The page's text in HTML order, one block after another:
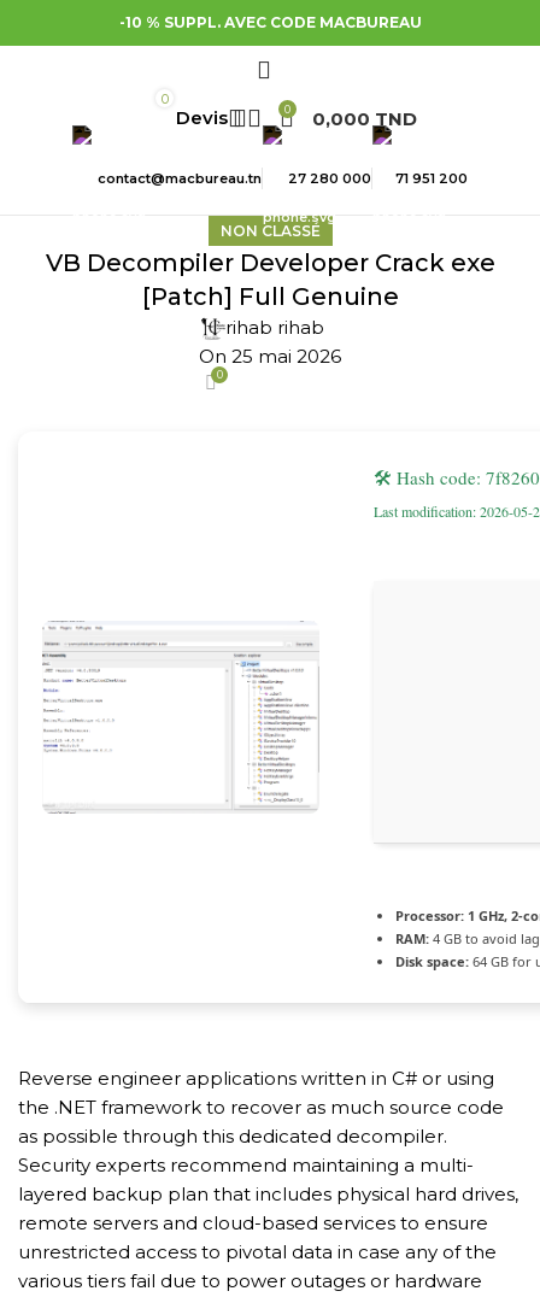
-10 % SUPPL. AVEC CODE MACBUREAU
0
0 0,000 TND
contact@macbureau.tn 27 280 000 71 951 200
NON CLASSÉ
VB Decompiler Developer Crack exe
[Patch] Full Genuine
rihab rihab
On 25 mai 2026
0
🛠 Hash code:
Last modification: 2026-05-
Processor: 1 GHz, 2-
RAM: 4 GB to avoid lag
Disk space: 64 GB for
Reverse engineer applications written in C# or using
the .NET framework to recover as much source code
as possible through this dedicated decompiler.
Security experts recommend maintaining a multi-
layered backup plan that includes physical hard drives,
remote servers and cloud-based services to ensure
unrestricted access to pivotal data in case any of the
various tiers fail due to power outages or hardware